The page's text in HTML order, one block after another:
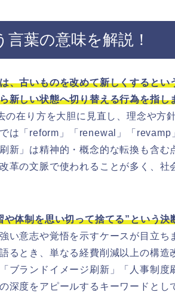
言葉の意味を解説！
、古いものを改めて新しくするとい
新しい状態へ切り替える行為を指し
の在り方を大胆に見直し、理念や方
は「reform」「renewal」「revamp
新」は精神的・概念的な転換も含む
革の文脈で使われることが多く、社
や体制を思い切って捨てる”という決
い意志や覚悟を示すケースが目立ち
るとき、単なる経費削減以上の構造
ブランドイメージ刷新」「人事制度
深度をアピールするキーワードとし